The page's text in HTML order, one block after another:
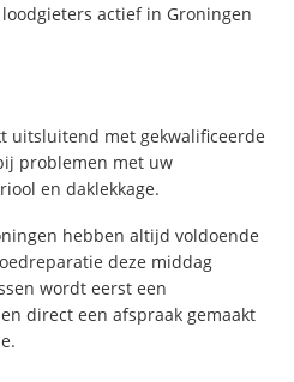
actief in Groningen
uitsluitend met gekwalificeerde
problemen met uw
en daklekkage.
hebben altijd voldoende
deze middag
wordt eerst een
direct een afspraak gemaakt